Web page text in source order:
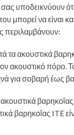
υποδεικνύουν
μπορεί να είναι
περιλαμβάνουν:
τα ακουστικά
ακουστικό πόρο.
για σοβαρή έως
βαρηκοΐας
βαρηκοΐας ITE